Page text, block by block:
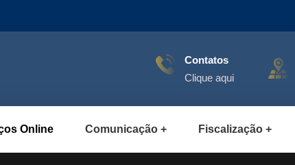
Contatos
Clique aqui
Online Comunicação Fiscalização